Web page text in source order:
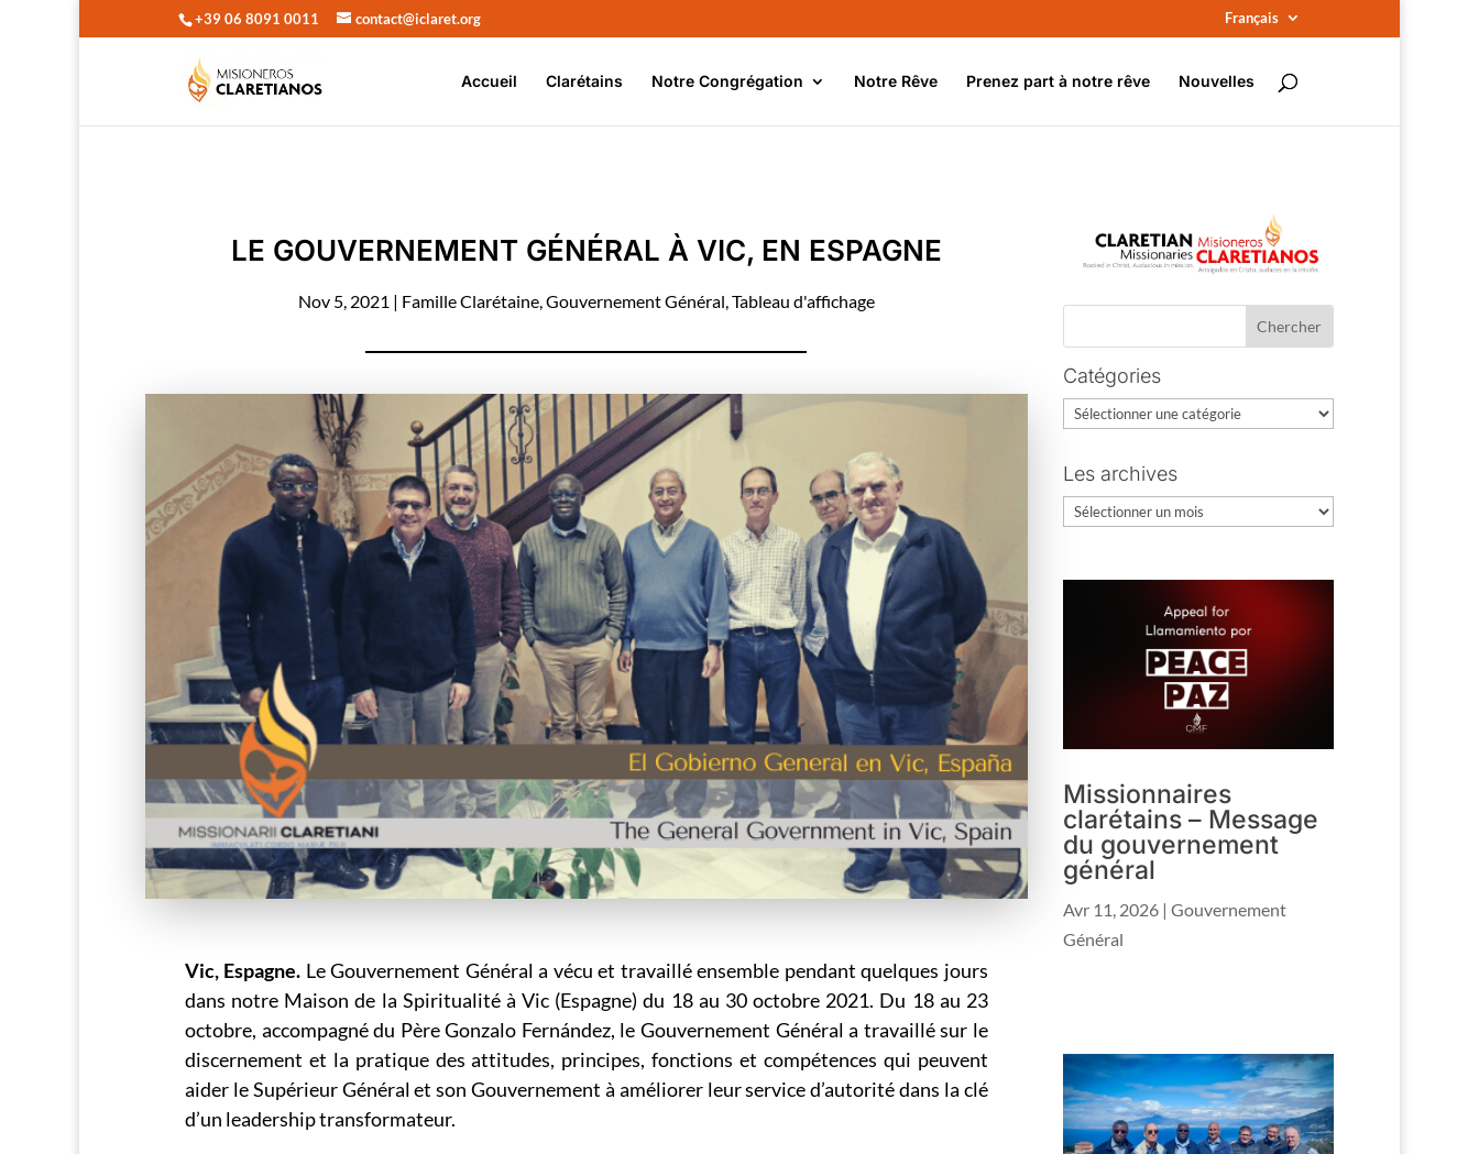
+39 06 8091 0011 contact@iclaret.org Français
Accueil Clarétains Notre Congrégation Notre Rêve Prenez part à notre rêve Nouvelles
LE GOUVERNEMENT GÉNÉRAL À VIC, EN ESPAGNE
Nov 5, 2021 | Famille Clarétaine,Gouvernement Général,Tableau d'affichage
Vic, Espagne. Le Gouvernement Général a vécu et travaillé ensemble pendant quelques jours
dans notre Maison de la Spiritualité à Vic (Espagne) du 18 au 30 octobre 2021. Du 18 au 23
octobre, accompagné du Père Gonzalo Fernández, le Gouvernement Général a travaillé sur le
discernement et la pratique des attitudes, principes, fonctions et compétences qui peuvent
aider le Supérieur Général et son Gouvernement à améliorer leur service d’autorité dans la clé
d’un leadership transformateur.
Catégories
Catégories
Les archives
Les
Missionnaires
clarétains – Message
du gouvernement
général
Avr 11, 2026 |Gouvernement
Général